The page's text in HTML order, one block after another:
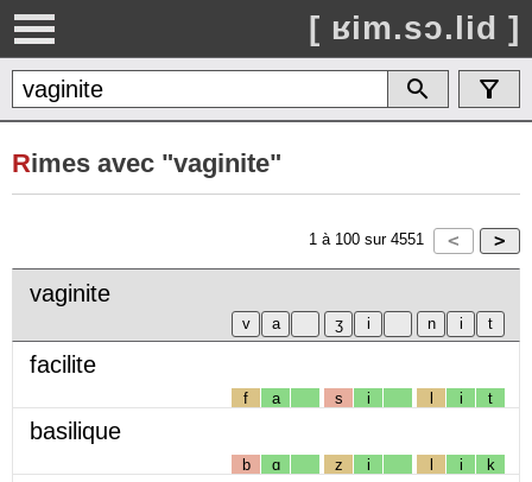
[ ʁim.sɔ.lid ]
Rimes avec "vaginite"
1 à 100 sur 4551
vaginite
facilite
f a s i l i t
basilique
b ɑ z i l i k